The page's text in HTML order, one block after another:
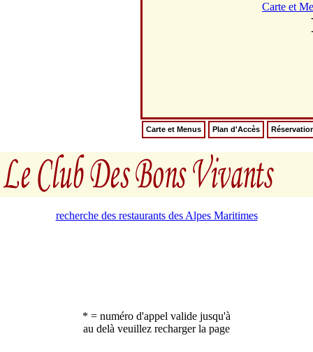
Carte et
Carte et Menus Plan d'Accès
recherche des restaurants des Alpes Maritimes
* = numéro d'appel valide jusqu'à
au delà veuillez recharger la page